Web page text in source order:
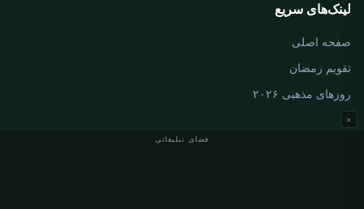
فضای تبلیغاتی
×
لینک‌های سریع
صفحه اصلی
تقویم رمضان
روزهای مذهبی ۲۰۲۶